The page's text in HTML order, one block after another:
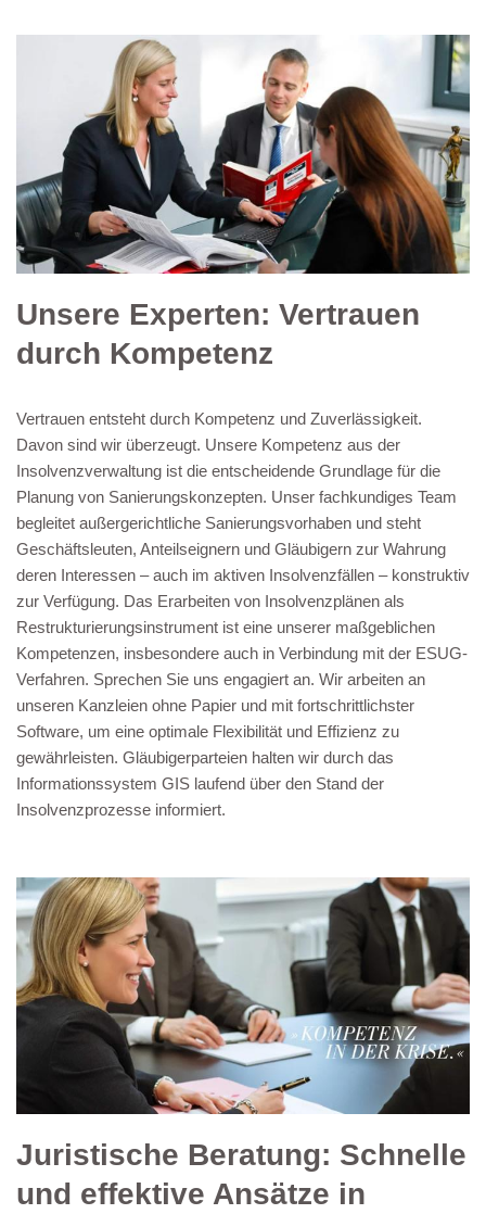
Unsere Experten: Vertrauen
durch Kompetenz
Vertrauen entsteht durch Kompetenz und Zuverlässigkeit.
Davon sind wir überzeugt. Unsere Kompetenz aus der
Insolvenzverwaltung ist die entscheidende Grundlage für die
Planung von Sanierungskonzepten. Unser fachkundiges Team
begleitet außergerichtliche Sanierungsvorhaben und steht
Geschäftsleuten, Anteilseignern und Gläubigern zur Wahrung
deren Interessen – auch im aktiven Insolvenzfällen – konstruktiv
zur Verfügung. Das Erarbeiten von Insolvenzplänen als
Restrukturierungsinstrument ist eine unserer maßgeblichen
Kompetenzen, insbesondere auch in Verbindung mit der ESUG-
Verfahren. Sprechen Sie uns engagiert an. Wir arbeiten an
unseren Kanzleien ohne Papier und mit fortschrittlichster
Software, um eine optimale Flexibilität und Effizienz zu
gewährleisten. Gläubigerparteien halten wir durch das
Informationssystem GIS laufend über den Stand der
Insolvenzprozesse informiert.
Juristische Beratung: Schnelle
und effektive Ansätze in